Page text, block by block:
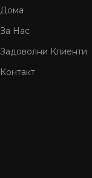
Дома
За Нас
Задоволни Клиенти
Контакт